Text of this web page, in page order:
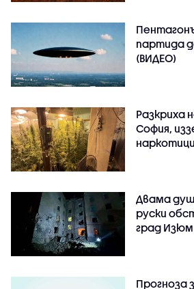
партида
(ВИДЕО)
Разкриха
София,
Двама
руски
град Изюм
Прогноза